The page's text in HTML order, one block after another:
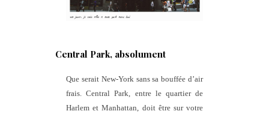
Central Park, absolument
Que serait New-York sans sa bouffée d’air
frais. Central Park, entre le quartier de
Harlem et Manhattan, doit être sur votre